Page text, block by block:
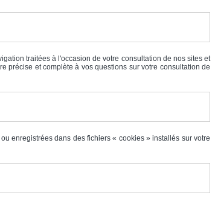
traitées à l'occasion de votre consultation de nos sites et
précise et complète à vos questions sur votre consultation de
enregistrées dans des fichiers « cookies » installés sur votre